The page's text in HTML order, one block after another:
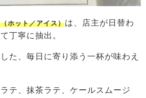
（ホット／アイス）は、店主が日替わ
丁寧に抽出。
た、毎日に寄り添う一杯が味わえ
テ、抹茶ラテ、ケールスムージ